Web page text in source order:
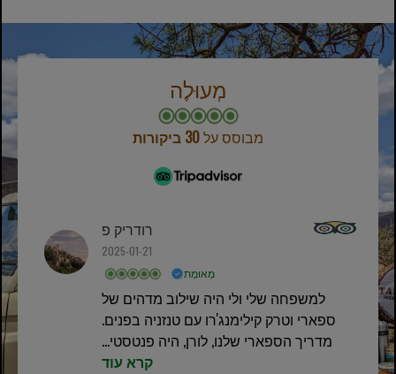
מְעוּלֶה
מבוסס על30 ביקורות
רודריק פ
2025-01-21
מְאוּמָת
למשפחה שלי ולי היה שילוב מדהים של
ספארי וטרק קילימנג'רו עם טנזניה בפנים.
מדריך הספארי שלנו, לורן, היה פנטסטי...
קרא עוד